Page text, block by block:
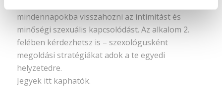
mindennapokba visszahozni az intimitást és
minőségi szexuális kapcsolódást. Az alkalom 2.
felében kérdezhetsz is – szexológusként
megoldási stratégiákat adok a te egyedi
helyzetedre.
Jegyek itt kaphatók.